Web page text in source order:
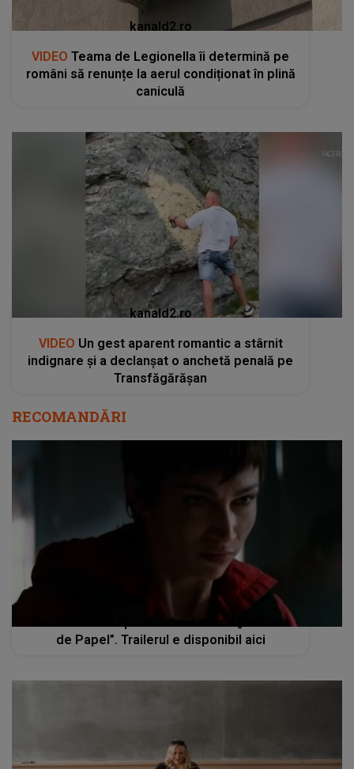
kanald2.ro
VIDEO Teama de Legionella îi determină pe
români să renunțe la aerul condiționat în plină
caniculă
kanald2.ro
VIDEO Un gest aparent romantic a stârnit
indignare și a declanșat o anchetă penală pe
Transfăgărășan
RECOMANDĂRI
S-a aflat când apare ultimul sezon „La Casa
de Papel”. Trailerul e disponibil aici